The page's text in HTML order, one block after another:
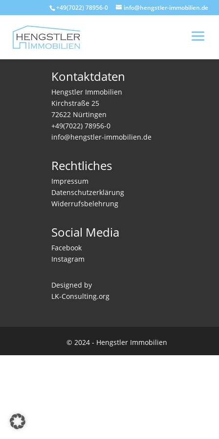
+49(7022) 78956-0 info@hengstler-immobilien.de
Kontaktdaten
Hengstler Immobilien
Kirchstraße 25
72622 Nürtingen
+49(7022) 78956-0
info@hengstler-immobilien.de
Rechtliches
Impressum
Datenschutzerklärung
Widerrufsbelehrung
Social Media
Facebook
Instagram
Designed by
LK-Consulting.org
© 2024 - Hengstler Immobilien